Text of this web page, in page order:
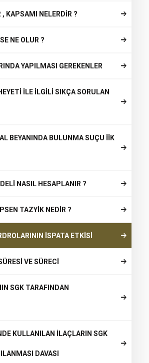
, KAPSAMI NELERDİR ?
NE OLUR ?
YAPILMASI GEREKENLER
İLE İLGİLİ SIKÇA SORULAN
BEYANINDA BULUNMA SUÇU İİK
NASIL HESAPLANIR ?
TAZYİK NEDİR ?
İSPATA ETKİSİ
VE SÜRECİ
SGK TARAFINDAN
KULLANILAN İLAÇLARIN SGK
DAVASI